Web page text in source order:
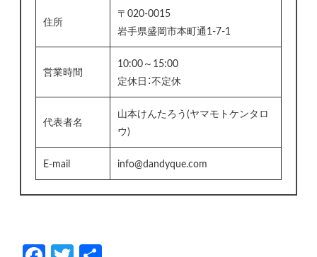
住所
〒020-0015
岩手県盛岡市本町通1-7-1
営業時間
10:00～15:00
定休日：不定休
代表者名
山本けんたろう(ヤマモトケンタロ
ウ)
E-mail info@dandyque.com